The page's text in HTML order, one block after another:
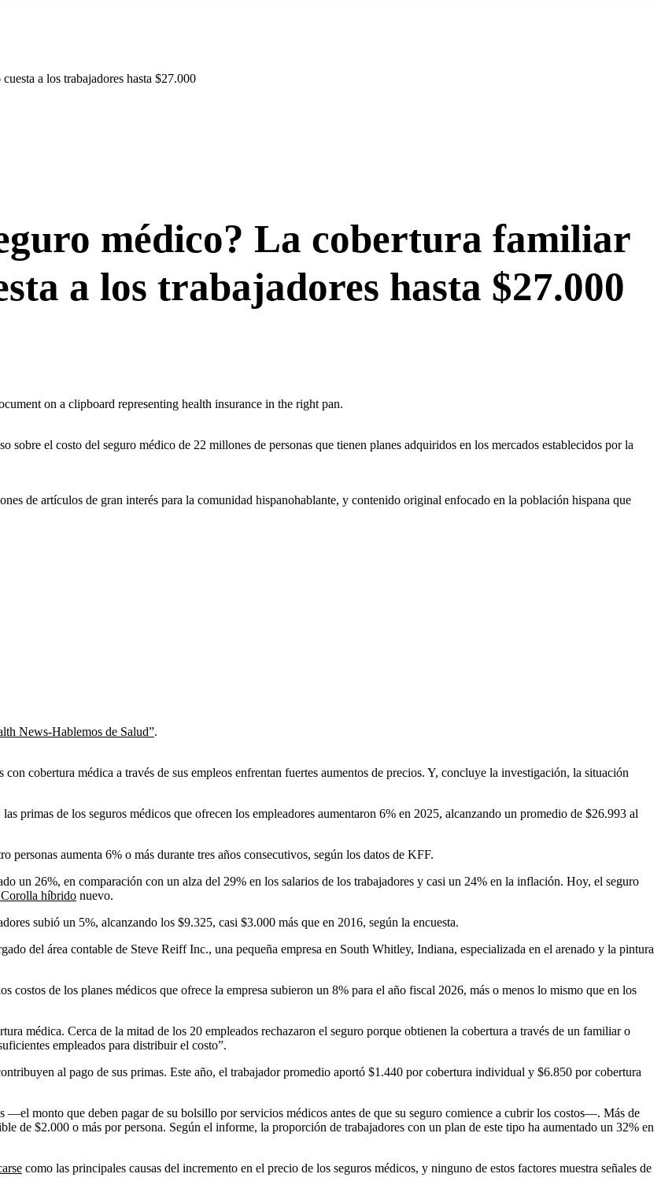
a los trabajadores hasta $27.000
médico? La cobertura familiar
a los trabajadores hasta $27.000
el costo del seguro médico de 22 millones de personas que tienen planes adquiridos en los mercados establecidos por la
de artículos de gran interés para la comunidad hispanohablante, y contenido original enfocado en la población hispana que
News-Hablemos de Salud”.
cobertura médica a través de sus empleos enfrentan fuertes aumentos de precios. Y, concluye la investigación, la situación
las primas de los seguros médicos que ofrecen los empleadores aumentaron 6% en 2025, alcanzando un promedio de $26.993 al
personas aumenta 6% o más durante tres años consecutivos, según los datos de KFF.
un 26%, en comparación con un alza del 29% en los salarios de los trabajadores y casi un 24% en la inflación. Hoy, el seguro
híbrido nuevo.
subió un 5%, alcanzando los $9.325, casi $3.000 más que en 2016, según la encuesta.
del área contable de Steve Reiff Inc., una pequeña empresa en South Whitley, Indiana, especializada en el arenado y la pintura
de los planes médicos que ofrece la empresa subieron un 8% para el año fiscal 2026, más o menos lo mismo que en los
médica. Cerca de la mitad de los 20 empleados rechazaron el seguro porque obtienen la cobertura a través de un familiar o
empleados para distribuir el costo”.
al pago de sus primas. Este año, el trabajador promedio aportó $1.440 por cobertura individual y $6.850 por cobertura
—el monto que deben pagar de su bolsillo por servicios médicos antes de que su seguro comience a cubrir los costos—. Más de
de $2.000 o más por persona. Según el informe, la proporción de trabajadores con un plan de este tipo ha aumentado un 32% en
como las principales causas del incremento en el precio de los seguros médicos, y ninguno de estos factores muestra señales de